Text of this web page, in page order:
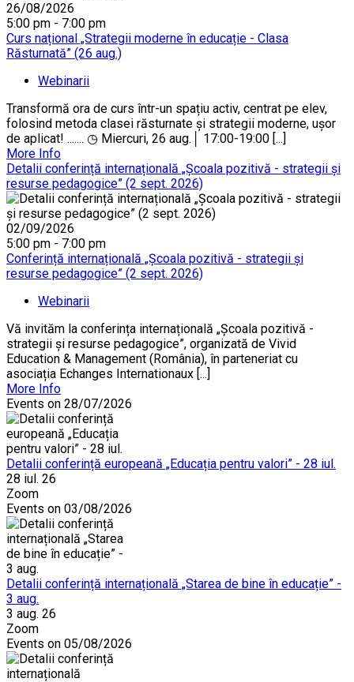
26/08/2026
5:00 pm - 7:00 pm
Curs național „Strategii moderne în educație - Clasa
Răsturnată” (26 aug.)
Webinarii
Transformă ora de curs într-un spațiu activ, centrat pe elev,
folosind metoda clasei răsturnate și strategii moderne, ușor
de aplicat! ....... ◷ Miercuri, 26 aug.│ 17:00-19:00 [...]
More Info
Detalii conferință internațională „Școala pozitivă - strategii și
resurse pedagogice” (2 sept. 2026)
02/09/2026
5:00 pm - 7:00 pm
Conferință internațională „Școala pozitivă - strategii și
resurse pedagogice” (2 sept. 2026)
Webinarii
Vă invităm la conferința internațională „Școala pozitivă -
strategii și resurse pedagogice”, organizată de Vivid
Education & Management (România), în parteneriat cu
asociația Echanges Internationaux [...]
More Info
Events on 28/07/2026
Detalii conferință europeană „Educația pentru valori” - 28 iul.
28 iul. 26
Zoom
Events on 03/08/2026
Detalii conferință internațională „Starea de bine în educație” -
3 aug.
3 aug. 26
Zoom
Events on 05/08/2026